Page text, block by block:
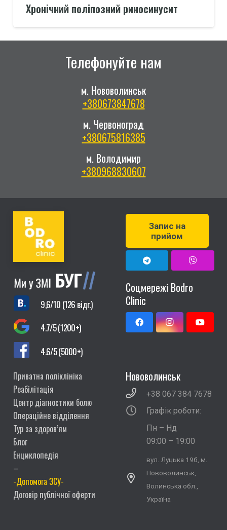
Хронічний поліпозний риносинусит
Телефонуйте нам
м. Нововолинськ
+380673847678
м. Червоноград
+380675816385
м. Володимир
+380968830607
9,6/10 (126 відг.)
4.7/5 (1200+)
4.6/5 (5000+)
Запис на
прийом
Соцмережі Bodro
Clinic
Приватна поліклініка
Реабілітація
Центр діагностики болю
Операційне відділення
Тур за здоров’ям
Блог
Енциклопедія
–
-Допомога ЗСУ-
Договір публічної оферти
Нововолинськ
+38 067 384 7678
Графік роботи:
Пн – Нд
09:00 – 19:00
вул. Луцька 19б, м.
Нововолинськ,
Волинська обл.,
Україна